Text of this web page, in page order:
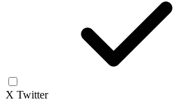
X Twitter